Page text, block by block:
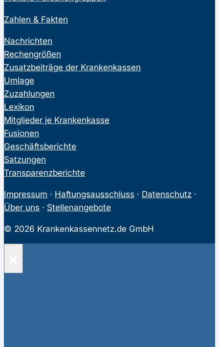
Zahlen & Fakten
Nachrichten
Rechengrößen
Zusatzbeiträge der Krankenkassen
Umlage
Zuzahlungen
Lexikon
Mitglieder je Krankenkasse
Fusionen
Geschäftsberichte
Satzungen
Transparenzberichte
Impressum · Haftungsausschluss · Datenschutz ·
Über uns · Stellenangebote
© 2026 Krankenkassennetz.de GmbH